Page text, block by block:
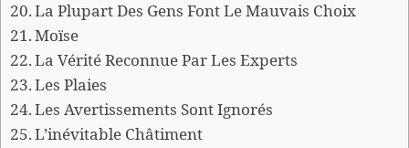
La Plupart Des Gens Font Le Mauvais Choix
Moïse
La Vérité Reconnue Par Les Experts
Les Plaies
Les Avertissements Sont Ignorés
L’inévitable Châtiment